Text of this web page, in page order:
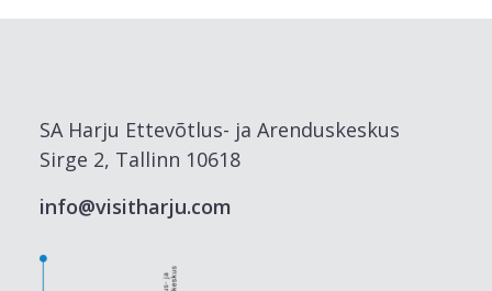
SA Harju Ettevõtlus- ja Arenduskeskus
Sirge 2, Tallinn 10618
info@visitharju.com